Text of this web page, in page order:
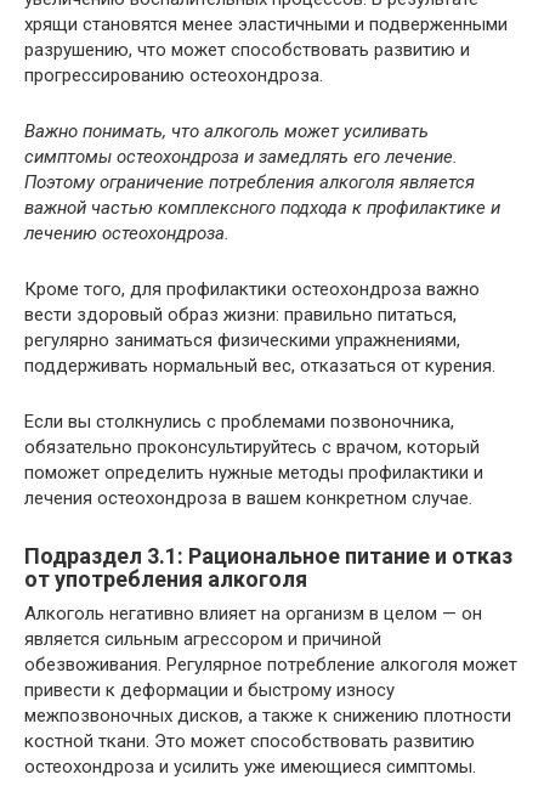
хрящи становятся менее эластичными и подверженными
разрушению, что может способствовать развитию и
прогрессированию остеохондроза.
Важно понимать, что алкоголь может усиливать
симптомы остеохондроза и замедлять его лечение.
Поэтому ограничение потребления алкоголя является
важной частью комплексного подхода к профилактике и
лечению остеохондроза.
Кроме того, для профилактики остеохондроза важно
вести здоровый образ жизни: правильно питаться,
регулярно заниматься физическими упражнениями,
поддерживать нормальный вес, отказаться от курения.
Если вы столкнулись с проблемами позвоночника,
обязательно проконсультируйтесь с врачом, который
поможет определить нужные методы профилактики и
лечения остеохондроза в вашем конкретном случае.
Подраздел 3.1: Рациональное питание и отказ
от употребления алкоголя
Алкоголь негативно влияет на организм в целом — он
является сильным агрессором и причиной
обезвоживания. Регулярное потребление алкоголя может
привести к деформации и быстрому износу
межпозвоночных дисков, а также к снижению плотности
костной ткани. Это может способствовать развитию
остеохондроза и усилить уже имеющиеся симптомы.